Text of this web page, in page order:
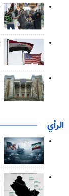
الرأي